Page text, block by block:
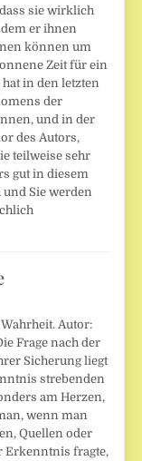
sie wirklich
er ihnen
können um
Zeit für ein
in den letzten
der
und in der
des Autors,
teilweise sehr
gut in diesem
und Sie werden
Autor:
Frage nach der
Sicherung liegt
strebenden
am Herzen,
wenn man
Quellen oder
Erkenntnis fragte,